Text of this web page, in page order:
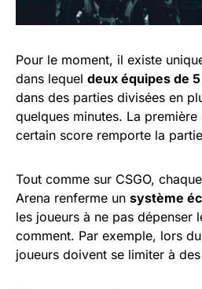
Pour le moment, il existe
dans lequel deux équipes de
dans des parties divisées en
quelques minutes. La
certain score remporte la
Tout comme sur CSGO,
Arena renferme un système
les joueurs à ne pas dépenser
comment. Par exemple, lors
joueurs doivent se limiter à